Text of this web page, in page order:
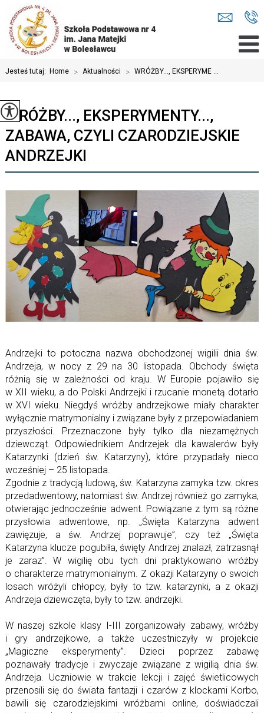
Jesteś tutaj: Home > Aktualności > WRÓŻBY..., EKSPERYME ...
WRÓŻBY..., EKSPERYMENTY...,
ZABAWA, CZYLI CZARODZIEJSKIE
ANDRZEJKI
Andrzejki to potoczna nazwa obchodzonej wigilii dnia św.
Andrzeja, w nocy z 29 na 30 listopada. Obchody święta
różnią się w zależności od kraju. W Europie pojawiło się
w XII wieku, a do Polski Andrzejki i rzucanie monetą dotarło
w XVI wieku. Niegdyś wróżby andrzejkowe miały charakter
wyłącznie matrymonialny i związane były z przepowiadaniem
przyszłości. Przeznaczone były tylko dla niezamężnych
dziewcząt. Odpowiednikiem Andrzejek dla kawalerów były
Katarzynki (dzień św. Katarzyny), które przypadały nieco
wcześniej – 25 listopada.
Zgodnie z tradycją ludową, św. Katarzyna zamyka tzw. okres
przedadwentowy, natomiast św. Andrzej również go zamyka,
otwierając jednocześnie adwent. Powiązane z tym są różne
przysłowia adwentowe, np. „Święta Katarzyna adwent
zawięzuje, a św. Andrzej poprawuje”, czy też „Święta
Katarzyna klucze pogubiła, święty Andrzej znalazł, zatrzasnął
je zaraz”. W wigilię obu tych dni praktykowano wróżby
o charakterze matrymonialnym. Z okazji Katarzyny o swoich
losach wróżyli chłopcy, były to tzw. katarzynki, a z okazji
Andrzeja dziewczęta, były to tzw. andrzejki.
W naszej szkole klasy I-III zorganizowały zabawy, wróżby
i gry andrzejkowe, a także uczestniczyły w projekcie
„Magiczne eksperymenty”. Dzieci poprzez zabawę
poznawały tradycje i zwyczaje związane z wigilią dnia św.
Andrzeja. Uczniowie w trakcie lekcji i zajęć świetlicowych
przenosili się do świata fantazji i czarów z klockami Korbo,
bawili się czarodziejskimi wróżbami online, doświadczali